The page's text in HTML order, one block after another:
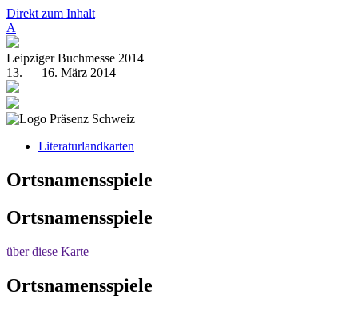
Direkt zum Inhalt
A
Leipziger Buchmesse 2014
13. — 16. März 2014
Literaturlandkarten
Ortsnamensspiele
Ortsnamensspiele
über diese Karte
Ortsnamensspiele